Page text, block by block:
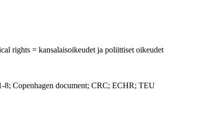
rights = kansalaisoikeudet ja poliittiset oikeudet
Copenhagen document; CRC; ECHR; TEU